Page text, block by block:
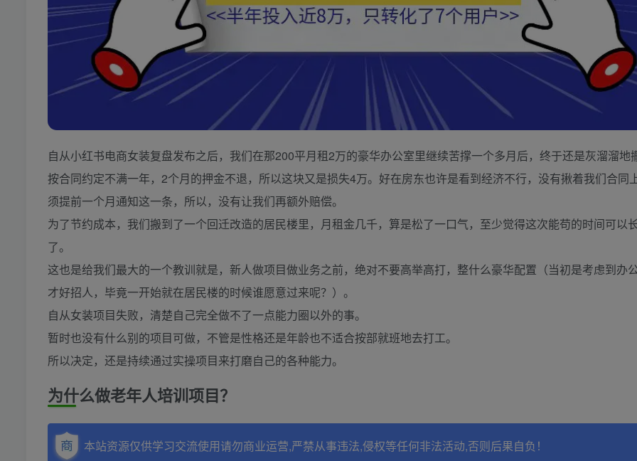
自从小红书电商女装复盘发布之后，我们在那200平月租2万的豪华办公室里继续苦撑一个多月后，终于还是灰溜溜地
按合同约定不满一年，2个月的押金不退，所以这块又是损失4万。好在房东也许是看到经济不行，没有揪着我们合同
须提前一个月通知这一条，所以，没有让我们再额外赔偿。
为了节约成本，我们搬到了一个回迁改造的居民楼里，月租金几千，算是松了一口气，至少觉得这次能苟的时间可以
了。
这也是给我们最大的一个教训就是，新人做项目做业务之前，绝对不要高举高打，整什么豪华配置（当初是考虑到办
才好招人，毕竟一开始就在居民楼的时候谁愿意过来呢？）。
自从女装项目失败，清楚自己完全做不了一点能力圈以外的事。
暂时也没有什么别的项目可做，不管是性格还是年龄也不适合按部就班地去打工。
所以决定，还是持续通过实操项目来打磨自己的各种能力。
为什么做老年人培训项目？
本站资源仅供学习交流使用请勿商业运营,严禁从事违法,侵权等任何非法活动,否则后果自负！